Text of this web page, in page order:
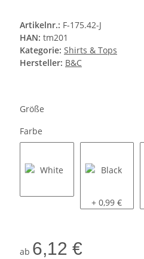
Artikelnr.: F-175.42-J
HAN: tm201
Kategorie: Shirts & Tops
Hersteller: B&C
Größe
Farbe
Black
+ 0,99 €
ab 6,12 €